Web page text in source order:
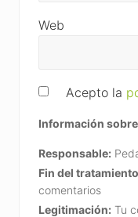
Web
Acepto la
Información
Responsable:
Fin del
comentarios
Legitimación: Tu